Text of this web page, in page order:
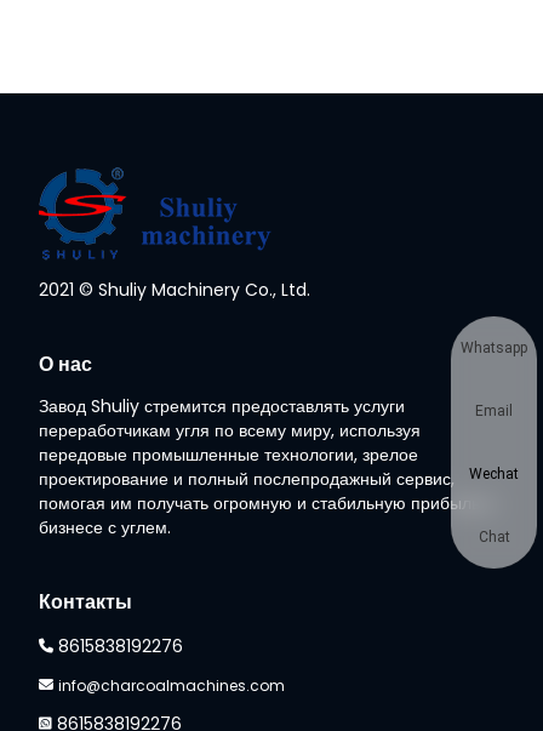
2021 © Shuliy Machinery Co., Ltd.
О нас
Завод Shuliy стремится предоставлять услуги
переработчикам угля по всему миру, используя
передовые промышленные технологии, зрелое
проектирование и полный послепродажный сервис,
помогая им получать огромную и стабильную прибыль в
бизнесе с углем.
Контакты
8615838192276
info@charcoalmachines.com
8615838192276
Whatsapp
Email
Wechat
Chat